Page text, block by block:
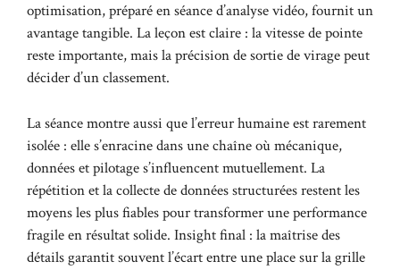
optimisation, préparé en séance d’analyse vidéo, fournit un
avantage tangible. La leçon est claire : la vitesse de pointe
reste importante, mais la précision de sortie de virage peut
décider d’un classement.
La séance montre aussi que l’erreur humaine est rarement
isolée : elle s’enracine dans une chaîne où mécanique,
données et pilotage s’influencent mutuellement. La
répétition et la collecte de données structurées restent les
moyens les plus fiables pour transformer une performance
fragile en résultat solide. Insight final : la maîtrise des
détails garantit souvent l’écart entre une place sur la grille